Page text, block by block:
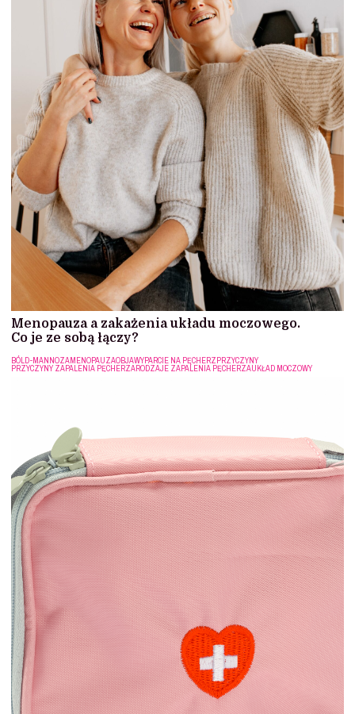
Menopauza a zakażenia układu moczowego.
Co je ze sobą łączy?
BÓLD-MANNOZAMENOPAUZAOBJAWYPARCIE NA PĘCHERZPRZYCZYNY
PRZYCZYNY ZAPALENIA PĘCHERZARODZAJE ZAPALENIA PĘCHERZAUKŁAD MOCZOWY